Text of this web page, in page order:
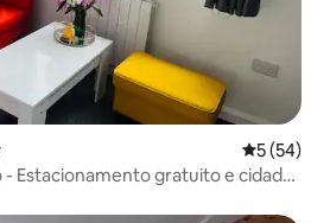
5 de uma
5 (54)
Estacionamento gratuito e cidade